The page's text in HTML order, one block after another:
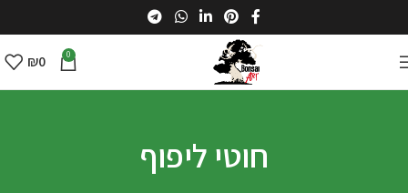
0
₪0
חוטי ליפוף